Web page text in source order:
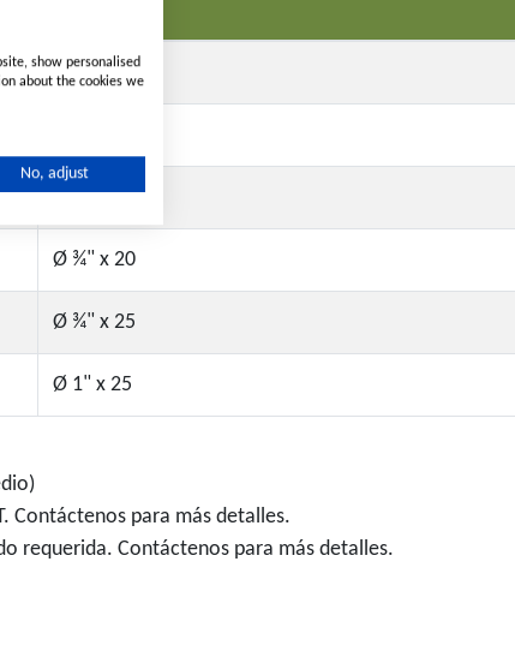
Ø ½" x 20
Ø ¾" x 16
Ø ¾" x 20
Ø ¾" x 25
Ø 1" x 25
Contáctenos para más detalles.
requerida. Contáctenos para más detalles.
show personalised
about the cookies we
No, adjust